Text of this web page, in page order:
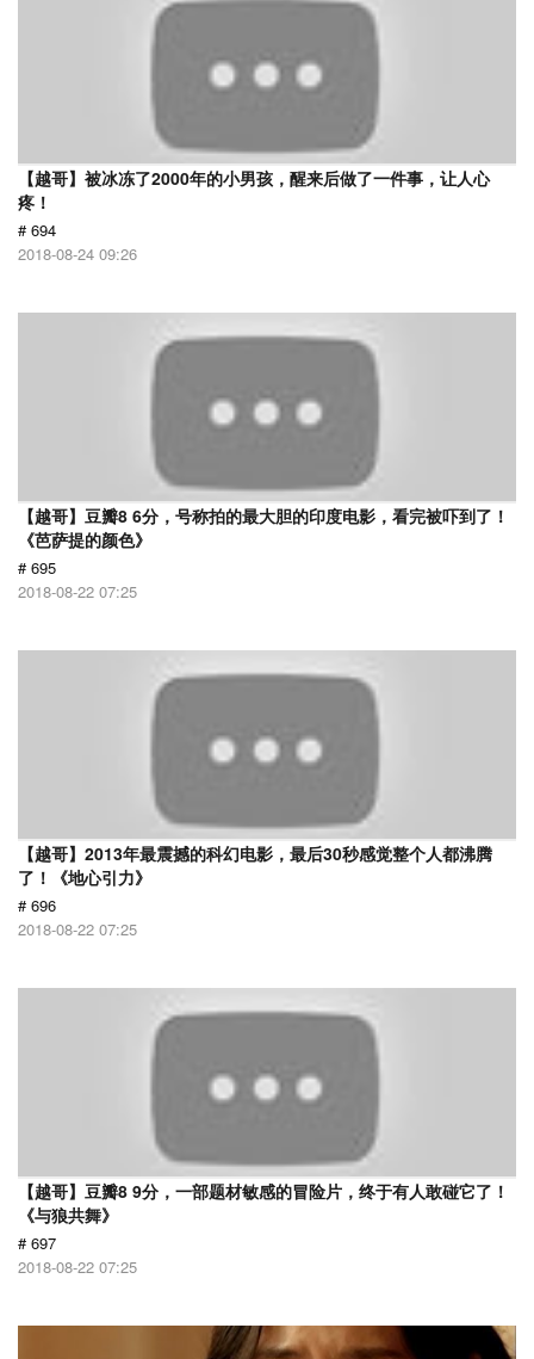
【越哥】被冰冻了2000年的小男孩，醒来后做了一件事，让人心
疼！
# 694
2018-08-24 09:26
【越哥】豆瓣8 6分，号称拍的最大胆的印度电影，看完被吓到了！
《芭萨提的颜色》
# 695
2018-08-22 07:25
【越哥】2013年最震撼的科幻电影，最后30秒感觉整个人都沸腾
了！《地心引力》
# 696
2018-08-22 07:25
【越哥】豆瓣8 9分，一部题材敏感的冒险片，终于有人敢碰它了！
《与狼共舞》
# 697
2018-08-22 07:25